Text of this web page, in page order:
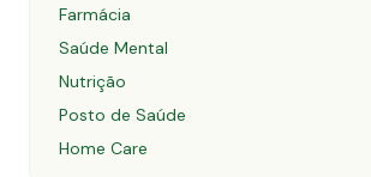
Farmácia
Saúde Mental
Nutrição
Posto de Saúde
Home Care